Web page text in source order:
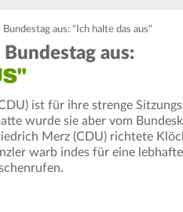
aus: "Ich halte das aus"
aus:
ist für ihre strenge
wurde sie aber vom
Merz (CDU) richtete
warb indes für eine